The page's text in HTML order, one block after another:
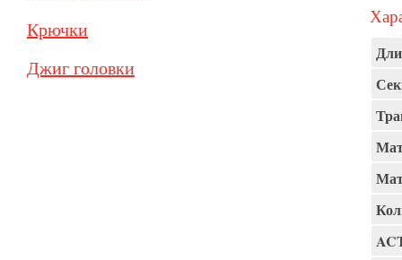
Крючки
Джиг головки